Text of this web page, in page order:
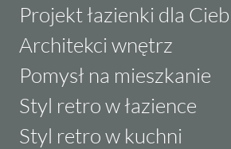
Projekt łazienki dla
Architekci wnętrz
Pomysł na mieszkanie
Styl retro w łazience
Styl retro w kuchni